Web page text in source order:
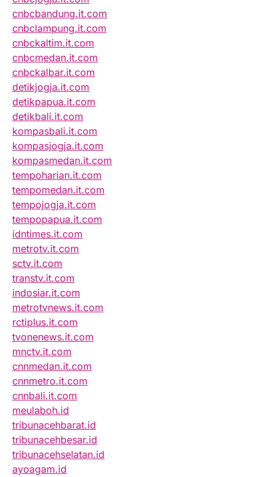
cnbcbandung.it.com
cnbclampung.it.com
cnbckaltim.it.com
cnbcmedan.it.com
cnbckalbar.it.com
detikjogja.it.com
detikpapua.it.com
detikbali.it.com
kompasbali.it.com
kompasjogja.it.com
kompasmedan.it.com
tempoharian.it.com
tempomedan.it.com
tempojogja.it.com
tempopapua.it.com
idntimes.it.com
metrotv.it.com
sctv.it.com
transtv.it.com
indosiar.it.com
metrotvnews.it.com
rctiplus.it.com
tvonenews.it.com
mnctv.it.com
cnnmedan.it.com
cnnmetro.it.com
cnnbali.it.com
meulaboh.id
tribunacehbarat.id
tribunacehbesar.id
tribunacehselatan.id
ayoagam.id